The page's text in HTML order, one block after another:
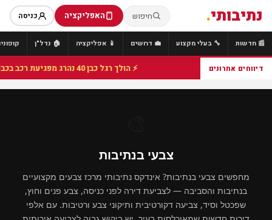
נתיבותי. חיפוש האפליקציה כניסה
📰 חדשות 🔧 בעלי מקצוע 💼 דרושים 📱 אפליקציה 🏠 נדל"ן
דיווחים אחרונים ⚡ הולך רגל כבן 40 נהרג מפגיעת רכב בכביש 25 סמוך לצומת הנשיא, מתנדבי זק"א פועלו בזירה
צבעי בנתיבות
מחפשים צבעי בנתיבות? אינדקס נתיבותי מרכז צבעים מקצועיים
בנתיבות והסביבה — לצביעת דירה לפני כניסה, צבע פנים וחוץ,
שפכטל וסיד, צביעה דקורטיבית ותיקוני צבע ורטיבות. עם אלפי